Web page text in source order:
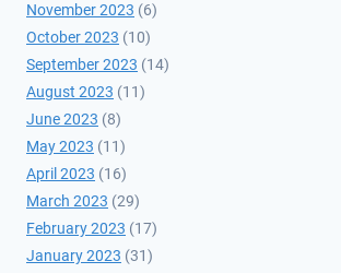
November 2023 (6)
October 2023 (10)
September 2023 (14)
August 2023 (11)
June 2023 (8)
May 2023 (11)
April 2023 (16)
March 2023 (29)
February 2023 (17)
January 2023 (31)